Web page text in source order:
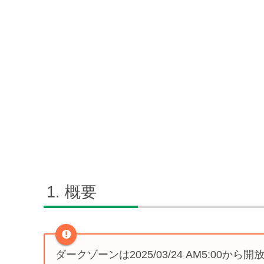
概要
ダークゾーンは2025/03/24 AM5:00から開放